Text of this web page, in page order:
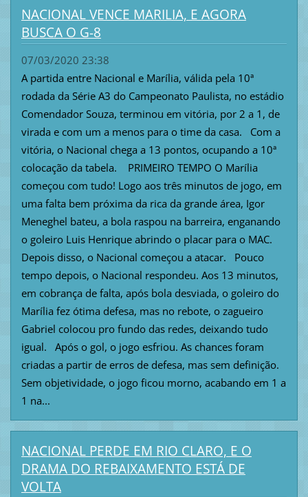
NACIONAL VENCE MARILIA, E AGORA
BUSCA O G-8
07/03/2020 23:38
A partida entre Nacional e Marília, válida pela 10ª
rodada da Série A3 do Campeonato Paulista, no estádio
Comendador Souza, terminou em vitória, por 2 a 1, de
virada e com um a menos para o time da casa. Com a
vitória, o Nacional chega a 13 pontos, ocupando a 10ª
colocação da tabela. PRIMEIRO TEMPO O Marília
começou com tudo! Logo aos três minutos de jogo, em
uma falta bem próxima da rica da grande área, Igor
Meneghel bateu, a bola raspou na barreira, enganando
o goleiro Luis Henrique abrindo o placar para o MAC.
Depois disso, o Nacional começou a atacar. Pouco
tempo depois, o Nacional respondeu. Aos 13 minutos,
em cobrança de falta, após bola desviada, o goleiro do
Marília fez ótima defesa, mas no rebote, o zagueiro
Gabriel colocou pro fundo das redes, deixando tudo
igual. Após o gol, o jogo esfriou. As chances foram
criadas a partir de erros de defesa, mas sem definição.
Sem objetividade, o jogo ficou morno, acabando em 1 a
1 na...
NACIONAL PERDE EM RIO CLARO, E O
DRAMA DO REBAIXAMENTO ESTÁ DE
VOLTA